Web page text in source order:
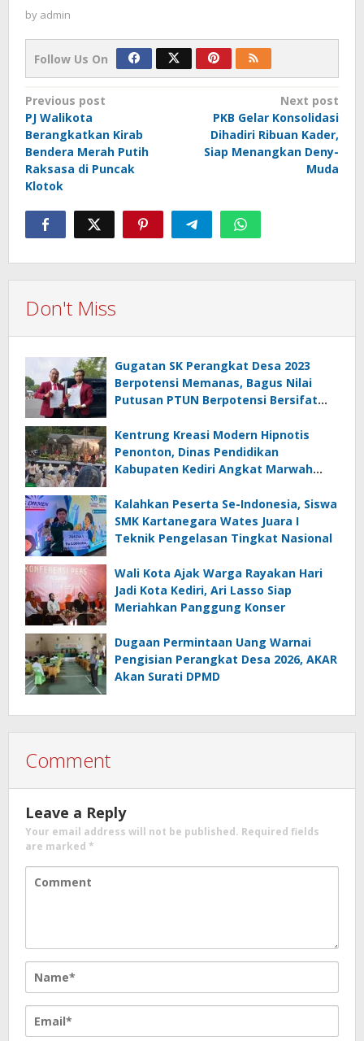
by admin
Follow Us On
Post
navigation
Previous post
PJ Walikota
Berangkatkan Kirab
Bendera Merah Putih
Raksasa di Puncak
Klotok
Next post
PKB Gelar Konsolidasi
Dihadiri Ribuan Kader,
Siap Menangkan Deny-
Muda
Don't Miss
Gugatan SK Perangkat Desa 2023
Berpotensi Memanas, Bagus Nilai
Putusan PTUN Berpotensi Bersifat
Kentrung Kreasi Modern Hipnotis
Penonton, Dinas Pendidikan
Kabupaten Kediri Angkat Marwah
Kalahkan Peserta Se-Indonesia, Siswa
SMK Kartanegara Wates Juara I
Teknik Pengelasan Tingkat Nasional
Wali Kota Ajak Warga Rayakan Hari
Jadi Kota Kediri, Ari Lasso Siap
Meriahkan Panggung Konser
Dugaan Permintaan Uang Warnai
Pengisian Perangkat Desa 2026, AKAR
Akan Surati DPMD
Comment
Leave a Reply
Your email address will not be published. Required fields
are marked *